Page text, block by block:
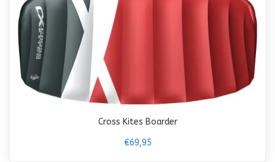
Cross Kites Boarder
€69,95